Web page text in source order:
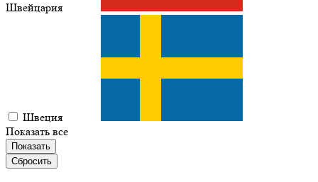
Швейцария
Швеция
Показать все
Показать
Сбросить